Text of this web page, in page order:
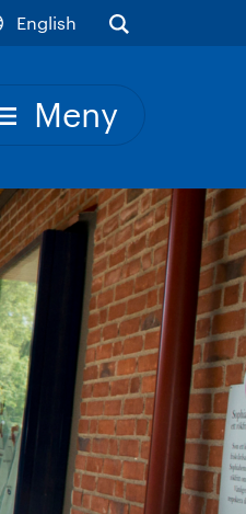
English
Meny